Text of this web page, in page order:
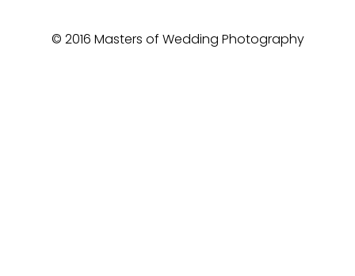
© 2016 Masters of Wedding Photography